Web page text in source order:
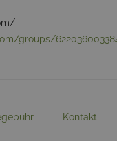
groups/
Kontakt